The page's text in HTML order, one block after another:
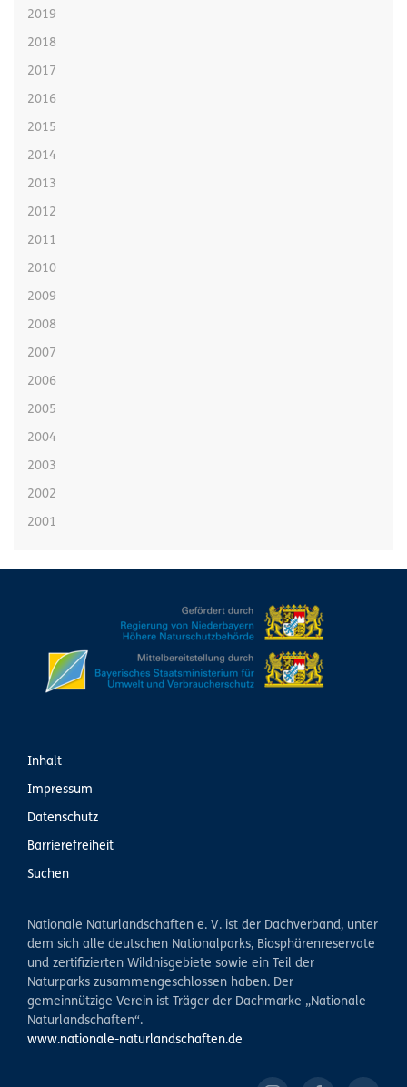
2019
2018
2017
2016
2015
2014
2013
2012
2011
2010
2009
2008
2007
2006
2005
2004
2003
2002
2001
Inhalt
Impressum
Datenschutz
Barrierefreiheit
Suchen
Nationale Naturlandschaften e. V. ist der Dachverband, unter
dem sich alle deutschen Nationalparks, Biosphärenreservate
und zertifizierten Wildnisgebiete sowie ein Teil der
Naturparks zusammengeschlossen haben. Der
gemeinnützige Verein ist Träger der Dachmarke „Nationale
Naturlandschaften“.
www.nationale-naturlandschaften.de